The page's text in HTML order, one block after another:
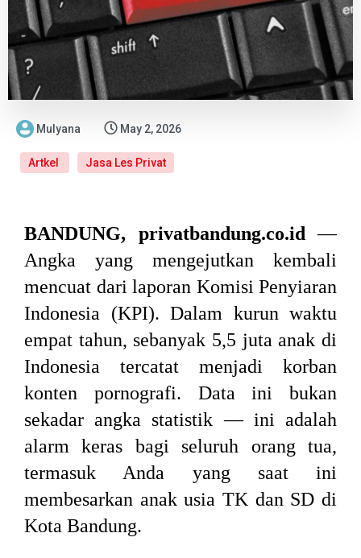
Mulyana May 2, 2026
Artkel Jasa Les Privat
BANDUNG, privatbandung.co.id—
Angka yang mengejutkan kembali
mencuat dari laporan Komisi Penyiaran
Indonesia (KPI). Dalam kurun waktu
empat tahun, sebanyak 5,5 juta anak di
Indonesia tercatat menjadi korban
konten pornografi. Data ini bukan
sekadar angka statistik — ini adalah
alarm keras bagi seluruh orang tua,
termasuk Anda yang saat ini
membesarkan anak usia TK dan SD di
Kota Bandung.